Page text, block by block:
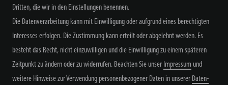
Alle Preisangaben inkl. MwSt. zzgl. Versand
Dritten, die wir in den Einstellungen benennen.
Die Datenverarbeitung kann mit Einwilligung oder aufgrund eines berechtigten
Interesses erfolgen. Die Zustimmung kann erteilt oder abgelehnt werden. Es
besteht das Recht, nicht einzuwilligen und die Einwilligung zu einem späteren
Zeitpunkt zu ändern oder zu widerrufen. Beachten Sie unser Impressum und
weitere Hinweise zur Verwendung personenbezogener Daten in unserer Daten­